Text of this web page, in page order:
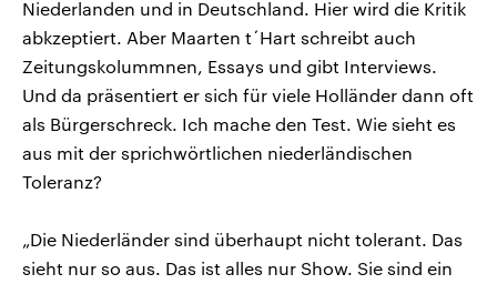
Niederlanden und in Deutschland. Hier wird die Kritik
abkzeptiert. Aber Maarten t´Hart schreibt auch
Zeitungskolummnen, Essays und gibt Interviews.
Und da präsentiert er sich für viele Holländer dann oft
als Bürgerschreck. Ich mache den Test. Wie sieht es
aus mit der sprichwörtlichen niederländischen
Toleranz?
„Die Niederländer sind überhaupt nicht tolerant. Das
sieht nur so aus. Das ist alles nur Show. Sie sind ein